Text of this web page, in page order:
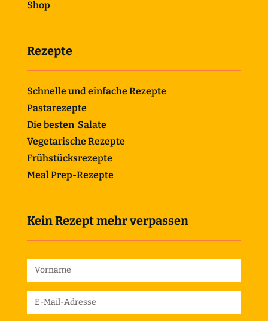
Shop
Rezepte
Schnelle und einfache Rezepte
Pastarezepte
Die besten Salate
Vegetarische Rezepte
Frühstücksrezepte
Meal Prep-Rezepte
Kein Rezept mehr verpassen